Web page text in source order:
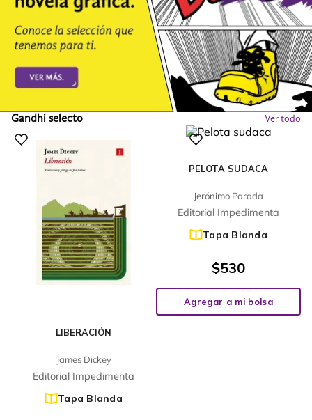
Gandhi selecto Ver todo
LIBERACIÓN
James Dickey
Editorial Impedimenta
Tapa Blanda
PELOTA SUDACA
Jerónimo Parada
Editorial Impedimenta
Tapa Blanda
$530
Agregar a mi bolsa